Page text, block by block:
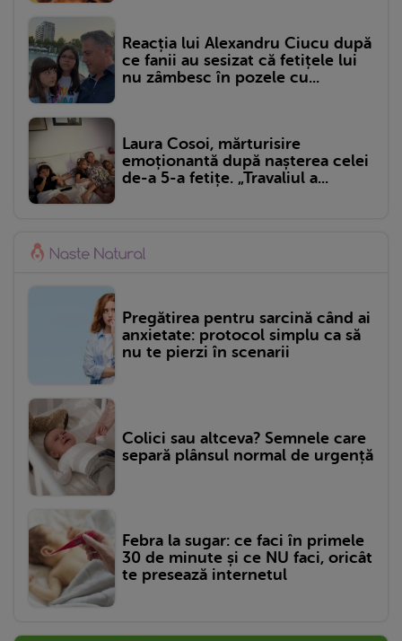
Reacția lui Alexandru Ciucu după
ce fanii au sesizat că fetițele lui
nu zâmbesc în pozele cu...
Laura Cosoi, mărturisire
emoționantă după nașterea celei
de-a 5-a fetițe. „Travaliul a...
Pregătirea pentru sarcină când ai
anxietate: protocol simplu ca să
nu te pierzi în scenarii
Colici sau altceva? Semnele care
separă plânsul normal de urgență
Febra la sugar: ce faci în primele
30 de minute și ce NU faci, oricât
te presează internetul